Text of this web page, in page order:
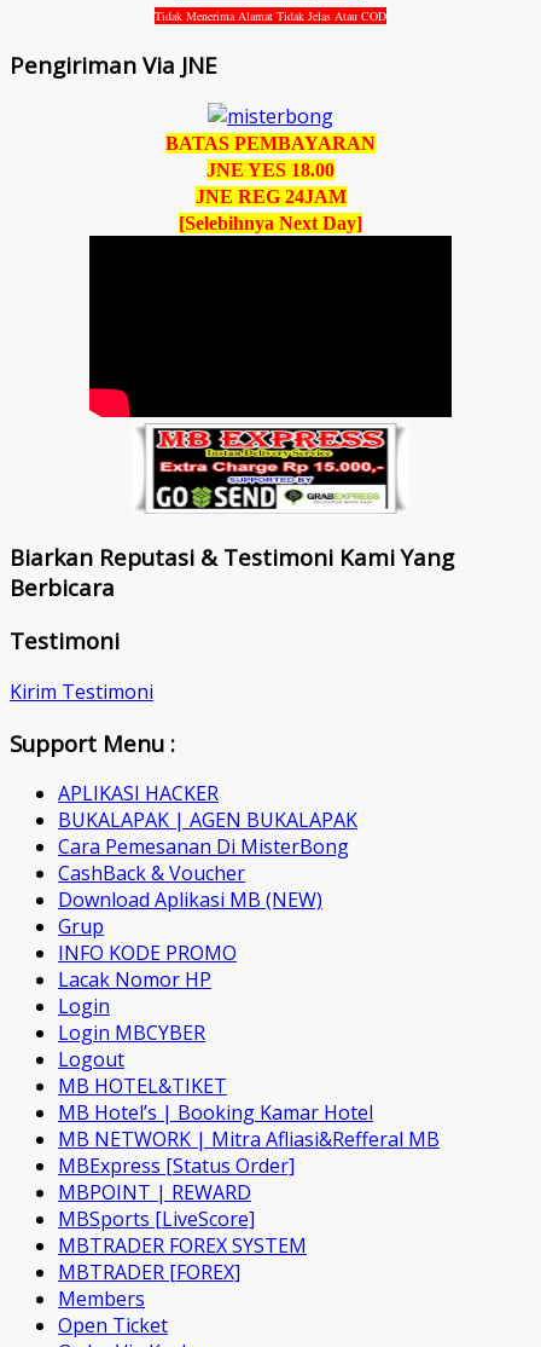
Tidak Menerima Alamat Tidak Jelas Atau COD
Pengiriman Via JNE
BATAS PEMBAYARAN
JNE YES 18.00
JNE REG 24JAM
[Selebihnya Next Day]
Biarkan Reputasi & Testimoni Kami Yang
Berbicara
Testimoni
Kirim Testimoni
Support Menu :
APLIKASI HACKER
BUKALAPAK | AGEN BUKALAPAK
Cara Pemesanan Di MisterBong
CashBack & Voucher
Download Aplikasi MB (NEW)
Grup
INFO KODE PROMO
Lacak Nomor HP
Login
Login MBCYBER
Logout
MB HOTEL&TIKET
MB Hotel’s | Booking Kamar Hotel
MB NETWORK | Mitra Afliasi&Refferal MB
MBExpress [Status Order]
MBPOINT | REWARD
MBSports [LiveScore]
MBTRADER FOREX SYSTEM
MBTRADER [FOREX]
Members
Open Ticket